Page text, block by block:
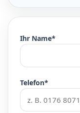
Ihr Name*
Telefon*